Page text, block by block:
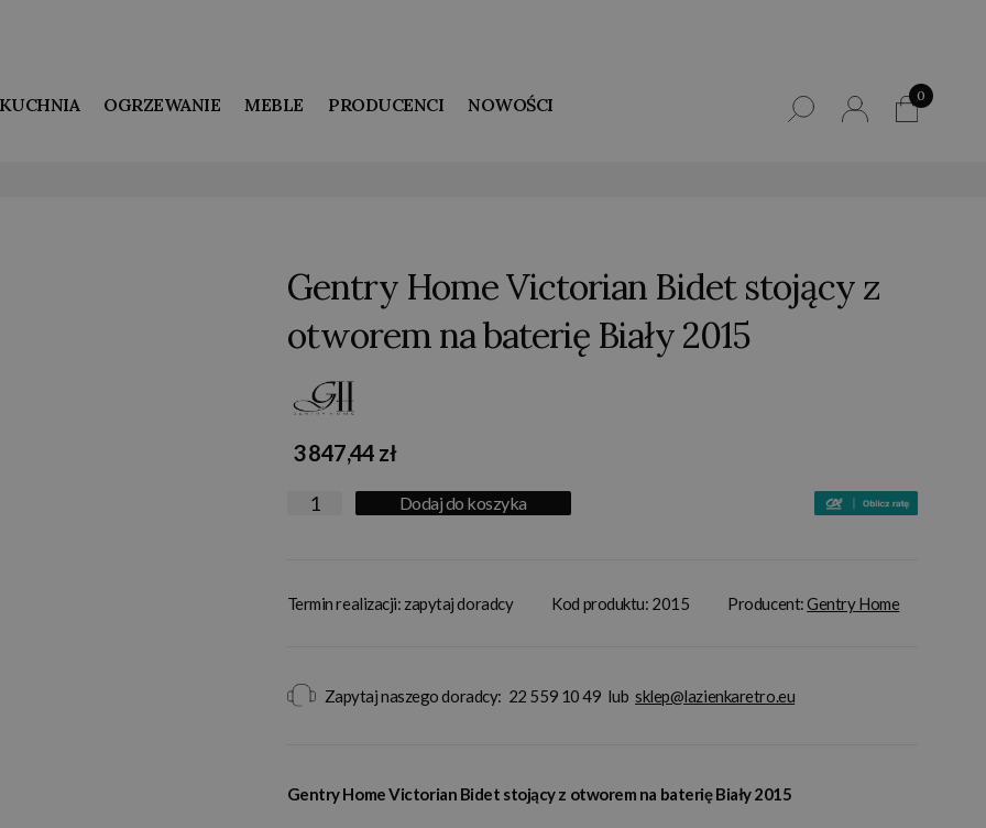
KUCHNIA OGRZEWANIE MEBLE PRODUCENCI NOWOŚCI 0
Gentry Home Victorian Bidet stojący z
otworem na baterię Biały 2015
3 847,44 zł
Dodaj do koszyka
Termin realizacji: zapytaj doradcy Kod produktu: 2015 Producent:Gentry Home
Zapytaj naszego doradcy: 22 559 10 49 lub sklep@lazienkaretro.eu
Gentry Home Victorian Bidet stojący z otworem na baterię Biały 2015